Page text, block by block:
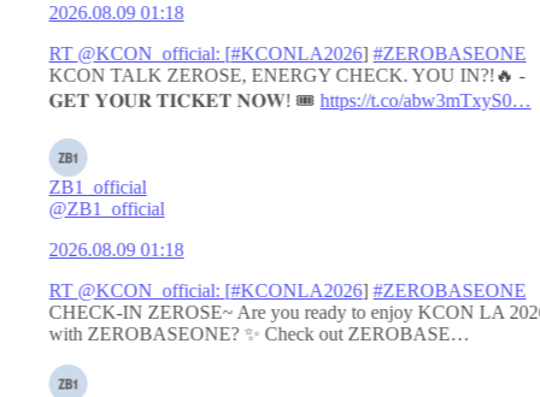
2026.08.09 01:18
RT @KCON_official: [#KCONLA2026]#ZEROBASEONE
KCON TALK ZEROSE, ENERGY CHECK. YOU IN?!🔥 -
𝐆𝐄𝐓 𝐘𝐎𝐔𝐑 𝐓𝐈𝐂𝐊𝐄𝐓 𝐍𝐎𝐖! 🎟️https://t.co/abw3mTxyS0…
ZB1_official
@ZB1_official
2026.08.09 01:18
RT @KCON_official: [#KCONLA2026]#ZEROBASEONE
CHECK-IN ZEROSE~ Are you ready to enjoy KCON LA
with ZEROBASEONE? ✨ Check out ZEROBASE…